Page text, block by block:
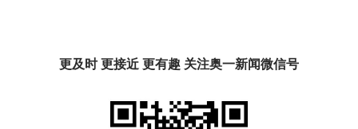
更及时 更接近 更有趣 关注奥一新闻微信号